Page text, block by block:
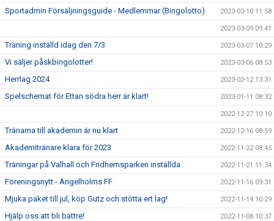
Sportadmin Försäljningsguide - Medlemmar (Bingolotto) 2023-03-10 11:58
2023-03-09 09:41
Träning inställd idag den 7/3 2023-03-07 10:29
Vi säljer påskbingolotter! 2023-03-06 08:53
Herrlag 2024 2023-02-12 13:31
Spelschemat för Ettan södra herr är klart! 2023-01-11 08:32
2022-12-27 10:10
Tränarna till akademin är nu klart 2022-12-16 08:59
Akademitränare klara för 2023 2022-11-22 08:45
Träningar på Valhall och Fridhemsparken inställda 2022-11-21 11:34
Föreningsnytt - Ängelholms FF 2022-11-16 09:31
Mjuka paket till jul, köp Gutz och stötta ert lag! 2022-11-14 10:29
Hjälp oss att bli bättre! 2022-11-08 10:37